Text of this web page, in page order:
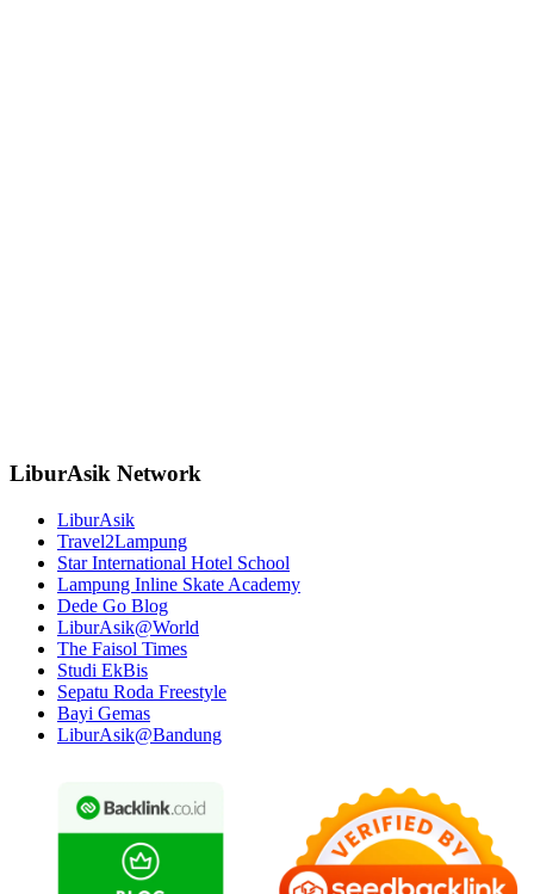
LiburAsik Network
LiburAsik
Travel2Lampung
Star International Hotel School
Lampung Inline Skate Academy
Dede Go Blog
LiburAsik@World
The Faisol Times
Studi EkBis
Sepatu Roda Freestyle
Bayi Gemas
LiburAsik@Bandung